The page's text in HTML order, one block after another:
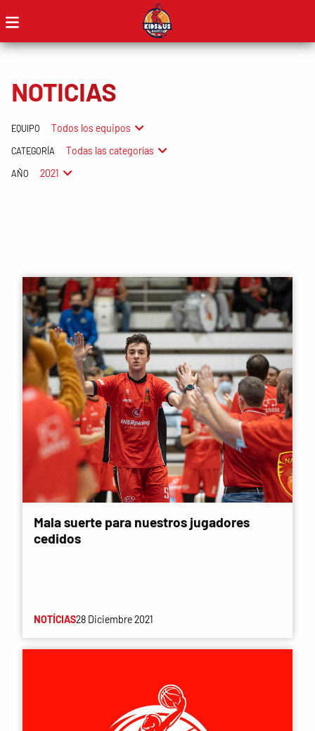
NOTICIAS
EQUIPO Todos los equipos
CATEGORÍA Todas las categorías
AÑO 2021
Mala suerte para nuestros jugadores
cedidos
NOTÍCIAS28 Diciembre 2021